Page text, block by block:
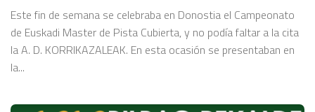
Este fin de semana se celebraba en Donostia el Campeonato
de Euskadi Master de Pista Cubierta, y no podía faltar a la cita
la A. D. KORRIKAZALEAK. En esta ocasión se presentaban en
la...